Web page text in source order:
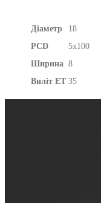
Діаметр
18
PCD
5x100
Ширина 8
Виліт ET 35